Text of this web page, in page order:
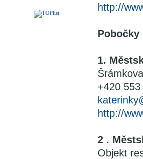
http://
Pobočky
1.
+420
http://
2 .
Objekt